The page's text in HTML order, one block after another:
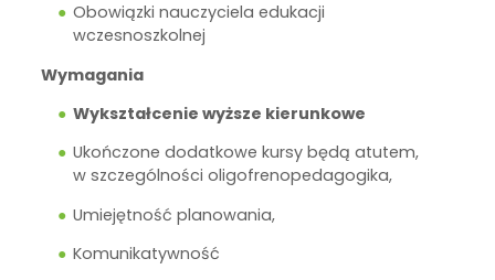
Obowiązki nauczyciela edukacji
wczesnoszkolnej
Wymagania
Wykształcenie wyższe kierunkowe
Ukończone dodatkowe kursy będą atutem,
w szczególności oligofrenopedagogika,
Umiejętność planowania,
Komunikatywność